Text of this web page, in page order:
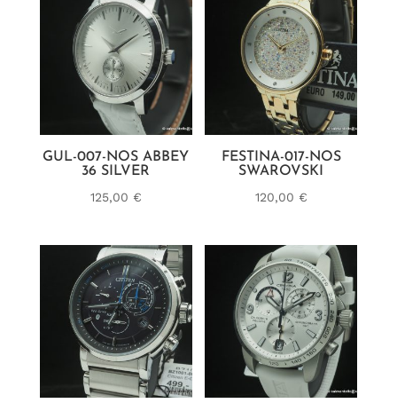
GUL-007-NOS ABBEY
36 SILVER
125,00 €
FESTINA-017-NOS
SWAROVSKI
120,00 €